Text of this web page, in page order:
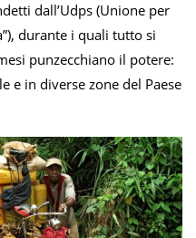
dall’Udps (Unione per
durante i quali tutto si
punzecchiano il potere:
e in diverse zone del Paese